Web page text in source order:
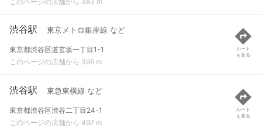
渋谷駅 東京メトロ銀座線 など
東京都渋谷区道玄坂一丁目1-1
このページの店舗から 396 m
ルート
を見る
渋谷駅 東急東横線 など
東京都渋谷区渋谷二丁目24-1
このページの店舗から 497 m
ルート
を見る